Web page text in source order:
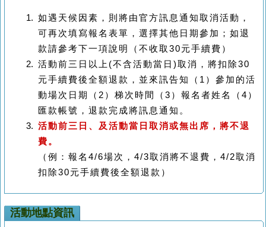
如遇天候因素，則將由官方訊息通知取消活動，
可再次填寫報名表單，選擇其他日期參加；如退
款請參考下一項說明（不收取30元手續費）
活動前三日以上(不含活動當日)取消，將扣除30
元手續費後全額退款，並來訊告知（1）參加的活
動場次日期（2）梯次時間（3）報名者姓名（4）
匯款帳號，退款完成將訊息通知。
活動前三日、及活動當日 取消或無出席，將不退
費。
（例：報名4/6場次，4/3取消將不退費，4/2取消
扣除30元手續費後全額退款）
活動地點資訊